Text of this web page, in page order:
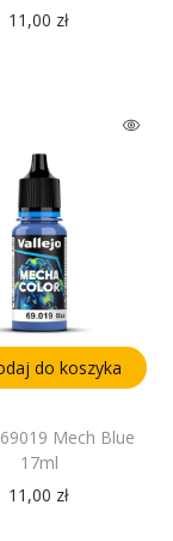
11,00 zł
do koszyka
Mech Blue
17ml
11,00 zł